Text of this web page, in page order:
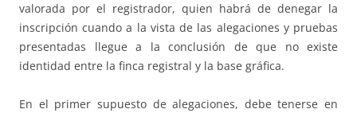
valorada por el registrador, quien habrá de denegar la
inscripción cuando a la vista de las alegaciones y pruebas
presentadas llegue a la conclusión de que no existe
identidad entre la finca registral y la base gráfica.
En el primer supuesto de alegaciones, debe tenerse en